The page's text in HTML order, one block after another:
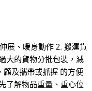
展、暖身動作 2. 搬運貨
大的貨物分批包裝，減
顧及攜帶或抓握 的方便
了解物品重量、重心位